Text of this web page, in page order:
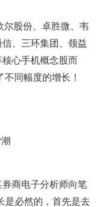
股份、卓胜微、韦
、三环集团、领益
心手机概念股而
同幅度的增长！
商电子分析师向笔
是必然的，首先是去